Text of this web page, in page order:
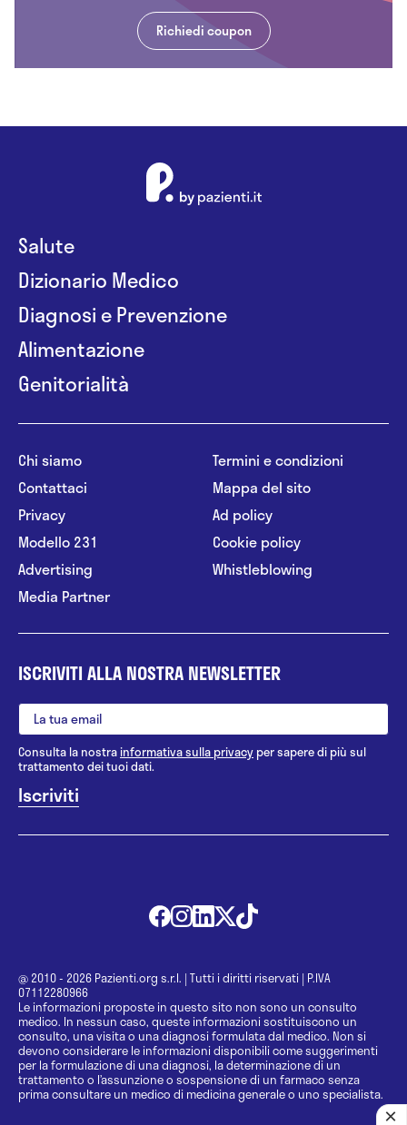
Richiedi coupon
Salute
Dizionario Medico
Diagnosi e Prevenzione
Alimentazione
Genitorialità
Chi siamo
Contattaci
Privacy
Modello 231
Advertising
Media Partner
Termini e condizioni
Mappa del sito
Ad policy
Cookie policy
Whistleblowing
ISCRIVITI ALLA NOSTRA NEWSLETTER
Consulta la nostrainformativa sulla privacy per sapere di più sul
trattamento dei tuoi dati.
@ 2010 - 2026 Pazienti.org s.r.l. | Tutti i diritti riservati | P.IVA
07112280966
Le informazioni proposte in questo sito non sono un consulto
medico. In nessun caso, queste informazioni sostituiscono un
consulto, una visita o una diagnosi formulata dal medico. Non si
devono considerare le informazioni disponibili come suggerimenti
per la formulazione di una diagnosi, la determinazione di un
trattamento o l’assunzione o sospensione di un farmaco senza
prima consultare un medico di medicina generale o uno specialista.